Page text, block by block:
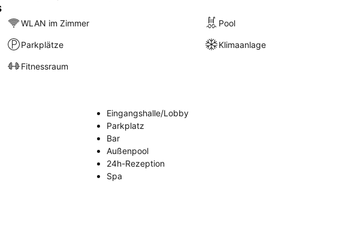
WLAN im Zimmer Pool
Parkplätze Klimaanlage
Fitnessraum
Eingangshalle/Lobby
Parkplatz
Bar
Außenpool
24h-Rezeption
Spa